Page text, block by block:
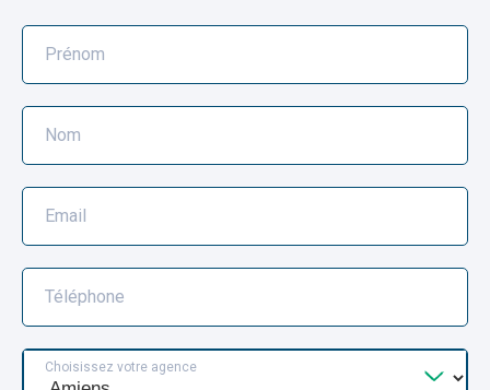
Prénom
Nom
Email
Téléphone
Choisissez votre agence